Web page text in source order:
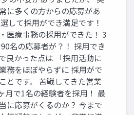
に多くの方からの応募があ
して採用ができ満足です！
医療事務の採用ができた！ 3
名の応募者が？！ 採用でき
良かった点は 「採用活動に
務をほぼやらずに 採用がで
とです。 苦戦してきた営業
月で1名の経験者を採用！ 最
に応募がくるのか？ 今まで